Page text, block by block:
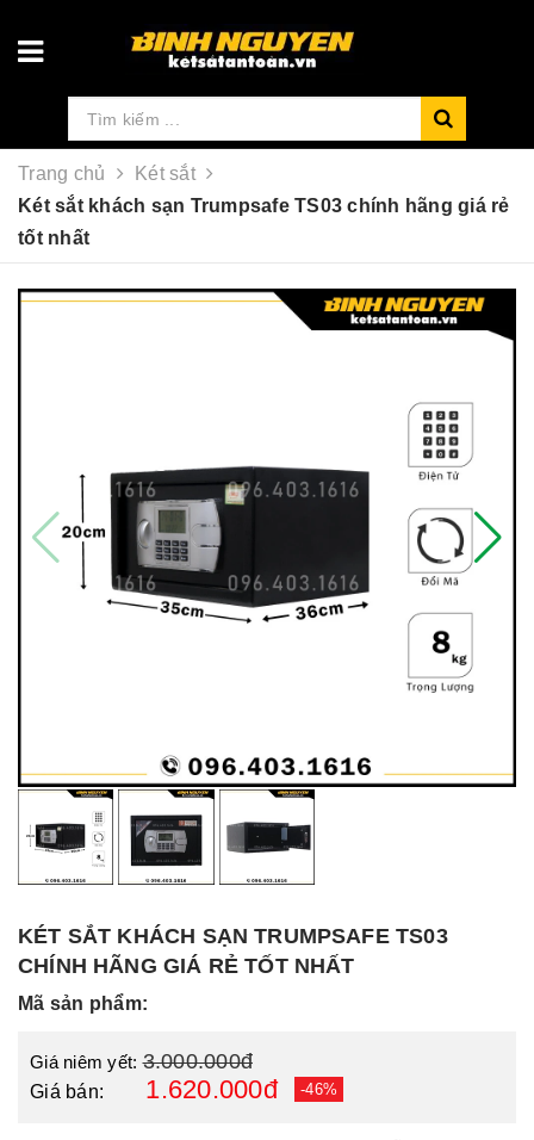
Trang chủ
Két sắt
Két sắt khách sạn Trumpsafe TS03 chính hãng giá rẻ
tốt nhất
KÉT SẮT KHÁCH SẠN TRUMPSAFE TS03
CHÍNH HÃNG GIÁ RẺ TỐT NHẤT
Mã sản phẩm:
Giá niêm yết:3.000.000đ
Giá bán: 1.620.000đ -46%